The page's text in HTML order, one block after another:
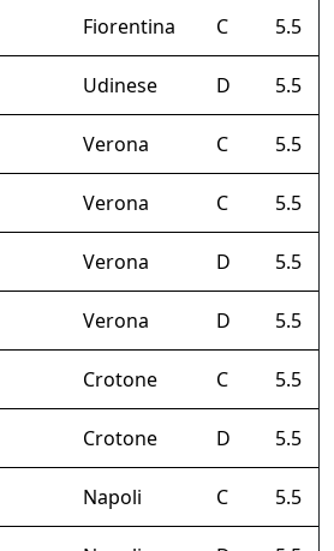
Fiorentina C 5.5
Udinese D 5.5
Verona C 5.5
Verona C 5.5
Verona D 5.5
Verona D 5.5
Crotone C 5.5
Crotone D 5.5
Napoli C 5.5